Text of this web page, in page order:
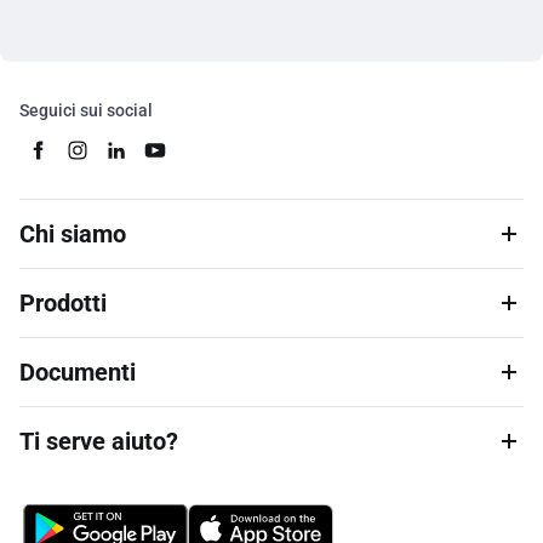
Seguici sui social
Chi siamo
Prodotti
Documenti
Ti serve aiuto?